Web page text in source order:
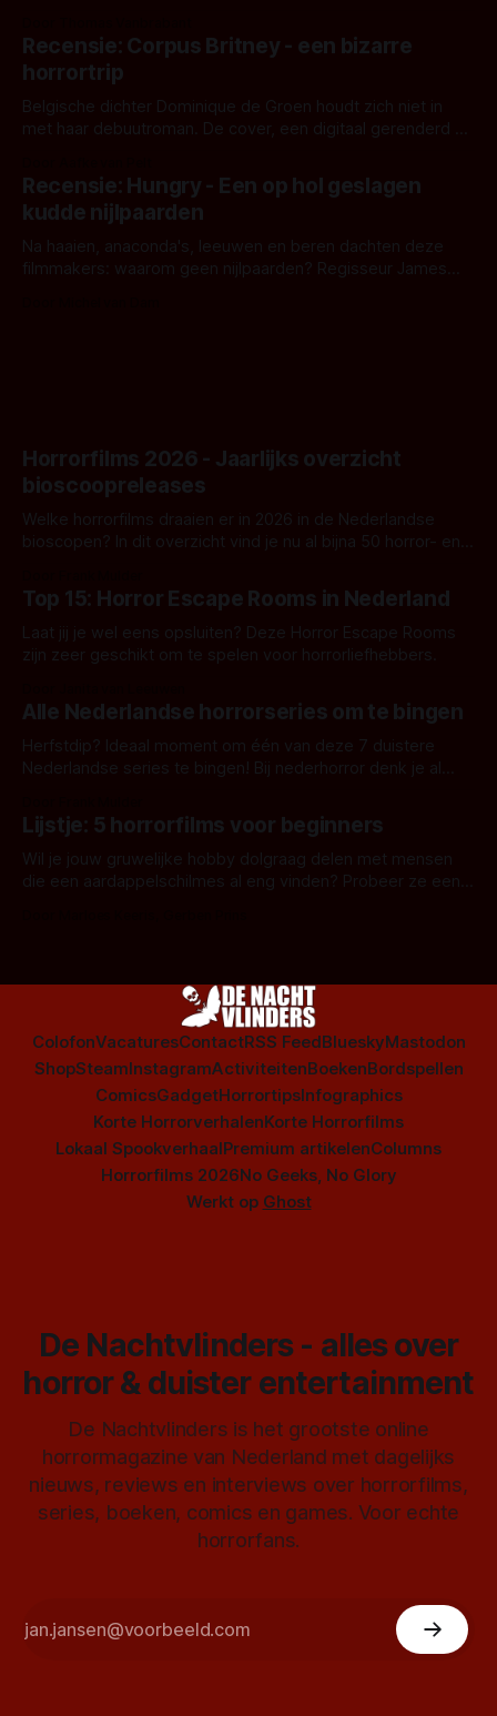
'Skeletons', een nieuwe creature feature waarvoor de
opnames zijn gestart in Australië.
Recensie: Corpus Britney - een bizarre
horrortrip
Belgische dichter Dominique de Groen houdt zich niet in
met haar debuutroman. De cover, een digitaal gerenderd en
achtergrond, belooft iets kleurrijks maar onheilspellends,
iets ongrijpbaars. En dat maakt De Groen met ieder woord
waar.
Recensie: Hungry - Een op hol geslagen
kudde nijlpaarden
Na haaien, anaconda's, leeuwen en beren dachten deze
filmmakers: waarom geen nijlpaarden? Regisseur James
Horrorfilms 2026 - Jaarlijks overzicht
bioscoopreleases
Welke horrorfilms draaien er in 2026 in de Nederlandse
bioscopen? In dit overzicht vind je nu al bijna 50 horror- en
Top 15: Horror Escape Rooms in Nederland
Laat jij je wel eens opsluiten? Deze Horror Escape Rooms
zijn zeer geschikt om te spelen voor horrorliefhebbers.
Alle Nederlandse horrorseries om te bingen
Herfstdip? Ideaal moment om één van deze 7 duistere
Nederlandse series te bingen! Bij nederhorror denk je al
Amsterdamned of The Johnsons. Maar Nederlandse horror
is niet beperkt tot films. Hier een aantal Nederlandse tv-
series uit het duistere of horrorgenre. Als
Lijstje: 5 horrorfilms voor beginners
Wil je jouw gruwelijke hobby dolgraag delen met mensen
die een aardappelschilmes al eng vinden? Probeer ze eens
ColofonVacaturesContactRSS FeedBlueskyMastodon
ShopSteamInstagramActiviteitenBoekenBordspellen
ComicsGadgetHorrortipsInfographics
Korte HorrorverhalenKorte Horrorfilms
Lokaal SpookverhaalPremium artikelenColumns
Horrorfilms 2026No Geeks, No Glory
Werkt op Ghost
De Nachtvlinders - alles over
horror & duister entertainment
De Nachtvlinders is het grootste online
horrormagazine van Nederland met dagelijks
nieuws, reviews en interviews over horrorfilms,
series, boeken, comics en games. Voor echte
horrorfans.